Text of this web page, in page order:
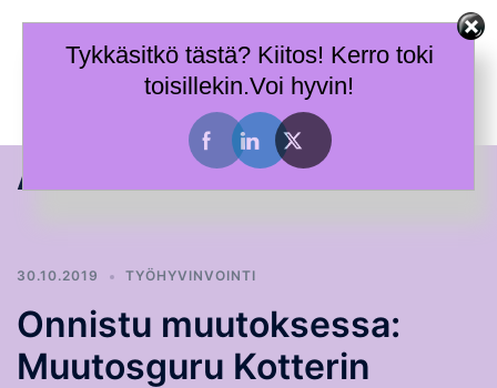
Taitoja toimia ja tietoa työhyvinvoinnin tueksi.
menu
Avainsana:toiminta
30.10.2019 TYÖHYVINVOINTI
Onnistu muutoksessa:
Muutosguru Kotterin
Tykkäsitkö tästä? Kiitos! Kerro toki
toisillekin.Voi hyvin!